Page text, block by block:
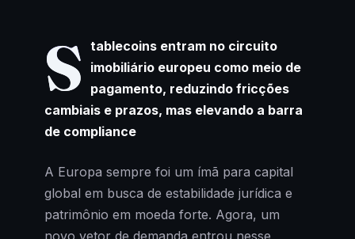
S tablecoins entram no circuito
imobiliário europeu como meio de
pagamento, reduzindo fricções
cambiais e prazos, mas elevando a barra
de compliance
A Europa sempre foi um ímã para capital
global em busca de estabilidade jurídica e
patrimônio em moeda forte. Agora, um
novo vetor de demanda entrou nesse